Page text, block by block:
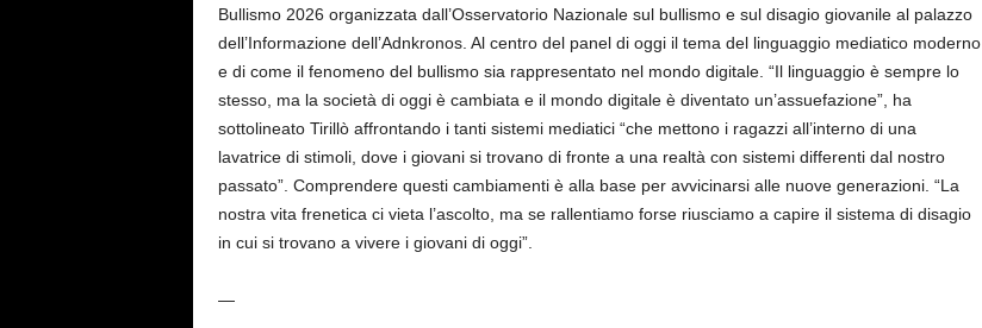
Bullismo 2026 organizzata dall’Osservatorio Nazionale sul bullismo e sul disagio giovanile al palazzo
dell’Informazione dell’Adnkronos. Al centro del panel di oggi il tema del linguaggio mediatico moderno
e di come il fenomeno del bullismo sia rappresentato nel mondo digitale. “Il linguaggio è sempre lo
stesso, ma la società di oggi è cambiata e il mondo digitale è diventato un’assuefazione”, ha
sottolineato Tirillò affrontando i tanti sistemi mediatici “che mettono i ragazzi all’interno di una
lavatrice di stimoli, dove i giovani si trovano di fronte a una realtà con sistemi differenti dal nostro
passato”. Comprendere questi cambiamenti è alla base per avvicinarsi alle nuove generazioni. “La
nostra vita frenetica ci vieta l’ascolto, ma se rallentiamo forse riusciamo a capire il sistema di disagio
in cui si trovano a vivere i giovani di oggi”.
—